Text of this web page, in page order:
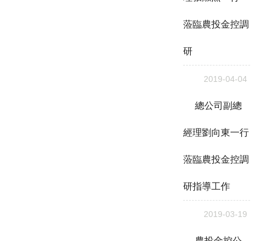
蒞臨農投金控調
研
2019-04-04
總公司副總
經理劉向東一行
蒞臨農投金控調
研指導工作
2019-03-19